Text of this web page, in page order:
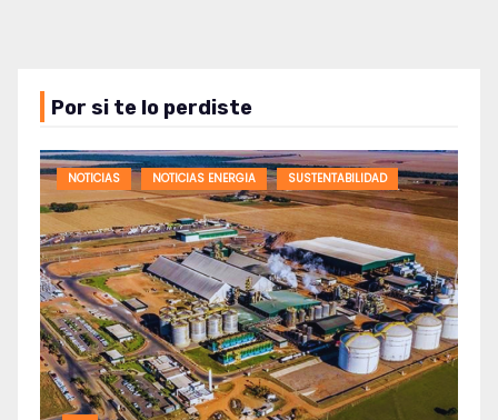
Por si te lo perdiste
NOTICIAS NOTICIAS ENERGIA SUSTENTABILIDAD